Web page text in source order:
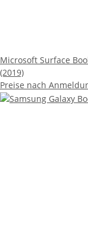
Microsoft Surface
(2019)
Preise nach